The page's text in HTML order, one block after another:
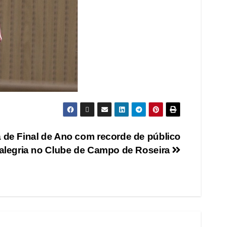
de Final de Ano com recorde de público
no Clube de Campo de Roseira